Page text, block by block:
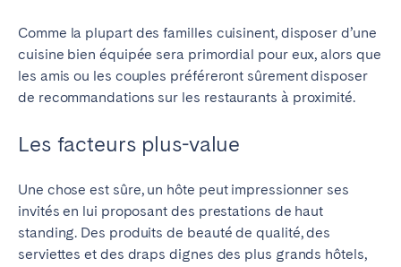
Comme la plupart des familles cuisinent, disposer d’une
cuisine bien équipée sera primordial pour eux, alors que
les amis ou les couples préféreront sûrement disposer
de recommandations sur les restaurants à proximité.
Les facteurs plus-value
Une chose est sûre, un hôte peut impressionner ses
invités en lui proposant des prestations de haut
standing. Des produits de beauté de qualité, des
serviettes et des draps dignes des plus grands hôtels,